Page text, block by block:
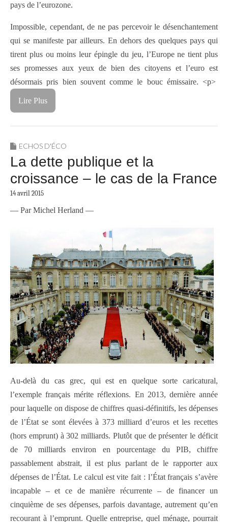
pays de l’eurozone.
Impossible, cependant, de ne pas percevoir le désenchantement
qui se manifeste par ailleurs. En dehors des quelques pays qui
tirent plus ou moins leur épingle du jeu, l’Europe ne tient plus
ses promesses aux yeux de bien des citoyens et l’euro est
désormais pris bien souvent comme le bouc émissaire. <p>
Lire Plus
ECHOS D'ÉCO
La dette publique et la
croissance – le cas de la France
14 avril 2015
— Par Michel Herland —
Au-delà du cas grec, qui est en quelque sorte caricatural,
l’exemple français mérite réflexions. En 2013, dernière année
pour laquelle on dispose de chiffres quasi-définitifs, les dépenses
de l’État se sont élevées à 373 milliard d’euros et les recettes
(hors emprunt) à 302 milliards. Plutôt que de présenter le déficit
de 70 milliards environ en pourcentage du PIB, chiffre
passablement abstrait, il est plus parlant de le rapporter aux
dépenses de l’État. Le calcul est vite fait : l’État français s’avère
incapable – et ce de manière récurrente – de financer un
cinquième de ses dépenses, parfois davantage, autrement qu’en
recourant à l’emprunt. Quelle entreprise, quel ménage, pourrait